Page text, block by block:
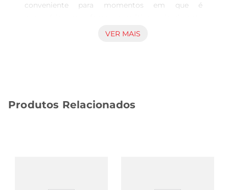
conveniente para momentos em que é
atividades físicas, trabalho ou deslocamentos.
imediato, contribuindo para a manutenção da
VER MAIS
Produtos Relacionados